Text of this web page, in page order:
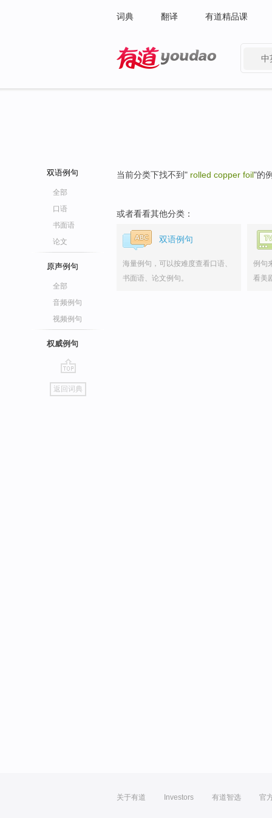
词典 翻译 有道精品课
中
双语例句
全部
口语
书面语
论文
原声例句
全部
音频例句
视频例句
权威例句
go
top
返回词典
当前分类下找不到" rolled copper foil"的
或者看看其他分类：
双语例句
海量例句，可以按难度查看口语、
书面语、论文例句。
例句
看美
关于有道 Investors 有道智选 官